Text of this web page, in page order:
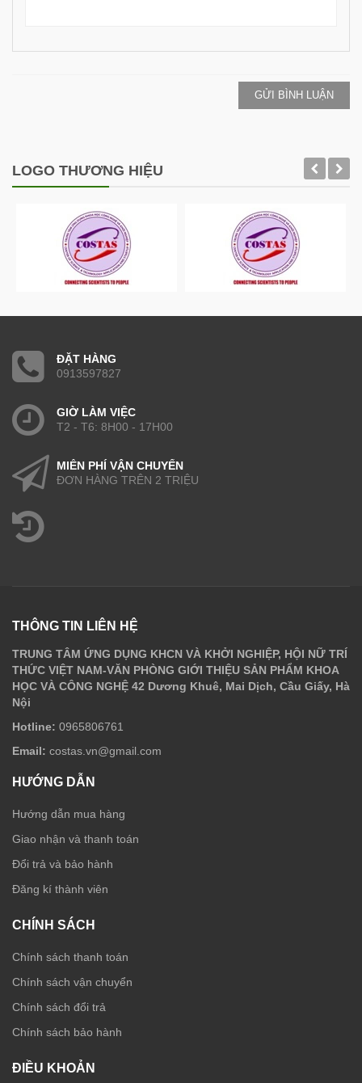
GỬI BÌNH LUẬN
LOGO THƯƠNG HIỆU
ĐẶT HÀNG
0913597827
GIỜ LÀM VIỆC
T2 - T6: 8H00 - 17H00
MIỄN PHÍ VẬN CHUYỂN
ĐƠN HÀNG TRÊN 2 TRIỆU
THÔNG TIN LIÊN HỆ
TRUNG TÂM ỨNG DỤNG KHCN VÀ KHỞI NGHIỆP, HỘI NỮ TRÍ
THỨC VIỆT NAM-VĂN PHÒNG GIỚI THIỆU SẢN PHẨM KHOA
HỌC VÀ CÔNG NGHỆ 42 Dương Khuê, Mai Dịch, Cầu Giấy, Hà
Nội
Hotline: 0965806761
Email: costas.vn@gmail.com
HƯỚNG DẪN
Hướng dẫn mua hàng
Giao nhận và thanh toán
Đổi trả và bảo hành
Đăng kí thành viên
CHÍNH SÁCH
Chính sách thanh toán
Chính sách vận chuyển
Chính sách đổi trả
Chính sách bảo hành
ĐIỀU KHOẢN